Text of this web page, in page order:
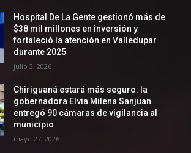
Hospital De La Gente gestionó más de
$38 mil millones en inversión y
fortaleció la atención en Valledupar
durante 2025
julio 3, 2026
Chiriguaná estará más seguro: la
gobernadora Elvia Milena Sanjuan
entregó 90 cámaras de vigilancia al
municipio
mayo 27, 2026